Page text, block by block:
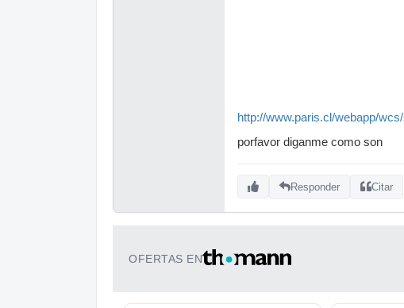
http://www.paris.cl/webapp/
porfavor diganme como son
Responder Citar
OFERTAS EN